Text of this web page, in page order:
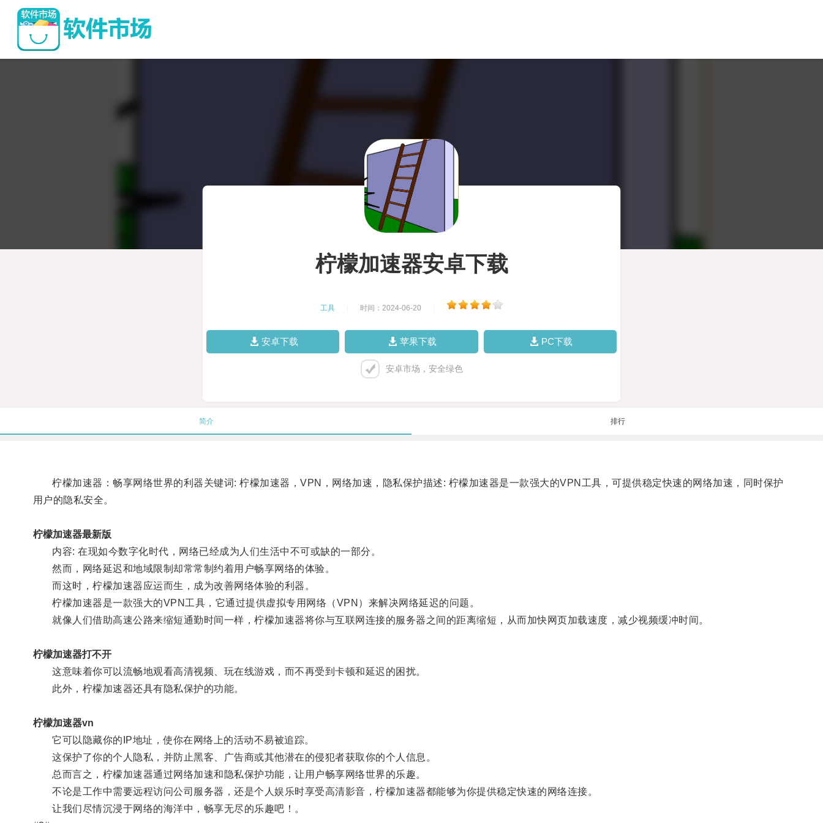
柠檬加速器安卓下载
工具 时间：2024-06-20
安卓下载 苹果下载 PC下载
安卓市场，安全绿色
简介 排行
柠檬加速器：畅享网络世界的利器关键词: 柠檬加速器，VPN，网络加速，隐私保护描述: 柠檬加速器是一款强大的VPN工具，可提供稳定快速的网络加速，同时保护
用户的隐私安全。
柠檬加速器最新版
内容: 在现如今数字化时代，网络已经成为人们生活中不可或缺的一部分。
然而，网络延迟和地域限制却常常制约着用户畅享网络的体验。
而这时，柠檬加速器应运而生，成为改善网络体验的利器。
柠檬加速器是一款强大的VPN工具，它通过提供虚拟专用网络（VPN）来解决网络延迟的问题。
就像人们借助高速公路来缩短通勤时间一样，柠檬加速器将你与互联网连接的服务器之间的距离缩短，从而加快网页加载速度，减少视频缓冲时间。
柠檬加速器打不开
这意味着你可以流畅地观看高清视频、玩在线游戏，而不再受到卡顿和延迟的困扰。
此外，柠檬加速器还具有隐私保护的功能。
柠檬加速器vn
它可以隐藏你的IP地址，使你在网络上的活动不易被追踪。
这保护了你的个人隐私，并防止黑客、广告商或其他潜在的侵犯者获取你的个人信息。
总而言之，柠檬加速器通过网络加速和隐私保护功能，让用户畅享网络世界的乐趣。
不论是工作中需要远程访问公司服务器，还是个人娱乐时享受高清影音，柠檬加速器都能够为你提供稳定快速的网络连接。
让我们尽情沉浸于网络的海洋中，畅享无尽的乐趣吧！。